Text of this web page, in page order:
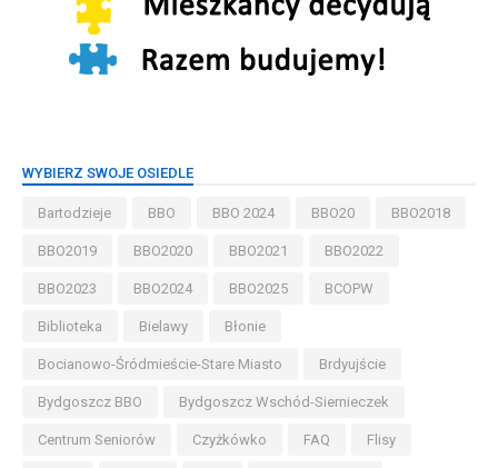
WYBIERZ SWOJE OSIEDLE
Bartodzieje BBO BBO 2024 BBO20 BBO2018
BBO2019 BBO2020 BBO2021 BBO2022
BBO2023 BBO2024 BBO2025 BCOPW
Biblioteka Bielawy Błonie
Bocianowo-Śródmieście-Stare Miasto Brdyujście
Bydgoszcz BBO Bydgoszcz Wschód-Siernieczek
Centrum Seniorów Czyżkówko FAQ Flisy